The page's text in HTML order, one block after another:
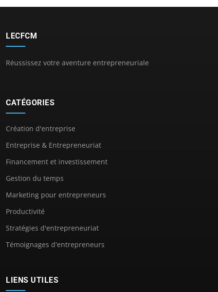
LECFCM
Réussissez votre aventure entrepreneuriale
CATÉGORIES
Création d'entreprise
Entreprise & Entrepreneuriat
Financement et investissement
Gestion du temps
Marketing pour entrepreneurs
Productivité
Stratégies d'entrepreneuriat
Témoignages d'entrepreneurs
LIENS UTILES